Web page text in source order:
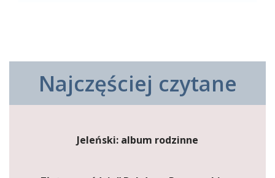
Najczęściej czytane
Jeleński: album rodzinne